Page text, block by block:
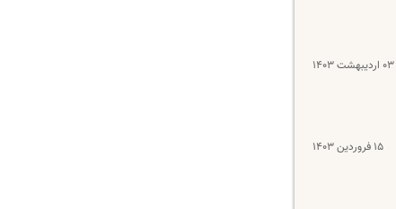
۰۳ اردیبهشت ۱۴۰۳
۱۵ فروردین ۱۴۰۳